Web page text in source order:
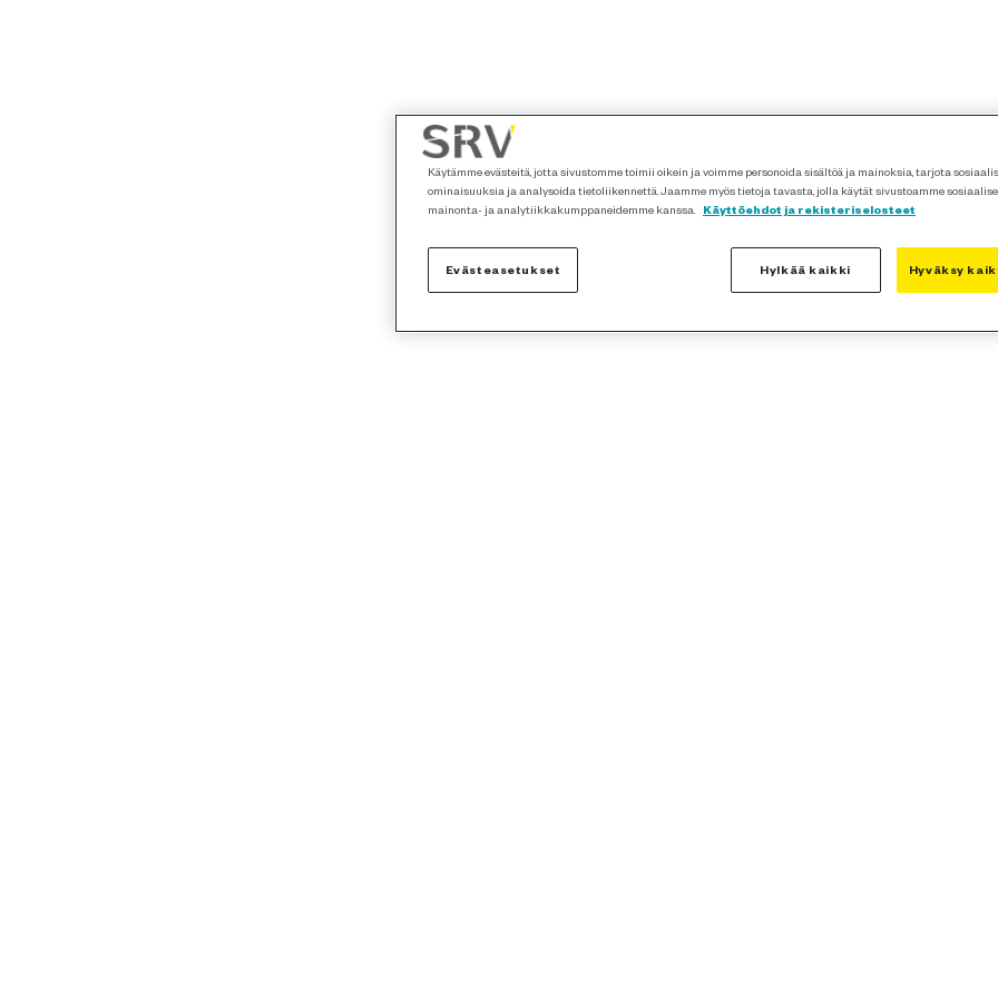
Käytämme evästeitä, jotta sivustomme toimii oikein ja voimme personoida sisältöä ja mainoksia, tarjota
ominaisuuksia ja analysoida tietoliikennettä. Jaamme myös tietoja tavasta, jolla käytät sivustoamme
mainonta- ja analytiikkakumppaneidemme kanssa.
Käyttöehdot ja rekisteriselosteet
Evästeasetukset Hylkää kaikki Hyväksy